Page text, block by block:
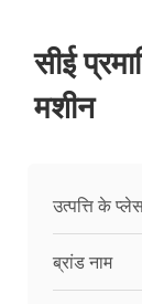
सीई
मशीन
उत्पत्ति के
ब्रांड नाम